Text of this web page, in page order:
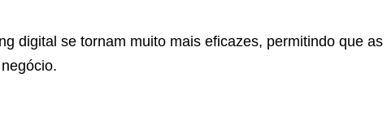
digital se tornam muito mais eficazes, permitindo que